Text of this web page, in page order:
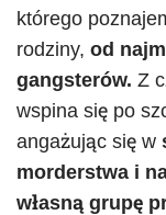
którego
rodziny, od
gangsterów. Z
wspina się po
angażując się w
morderstwa i
własną grupę